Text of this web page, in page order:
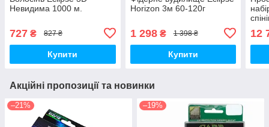
Невидима 1000 м.
727 ₴ 827 ₴
Купити
Horizon 3м 60-120г
1 298₴ 1 398 ₴
Купити
12
Акційні пропозиції та новинки
–21% –19%